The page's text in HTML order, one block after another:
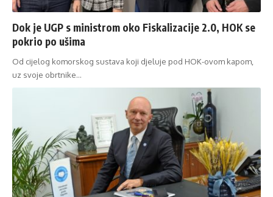
Dok je UGP s ministrom oko Fiskalizacije 2.0, HOK se
pokrio po ušima
Od cijelog komorskog sustava koji djeluje pod HOK-ovom kapom,
uz svoje obrtnike…